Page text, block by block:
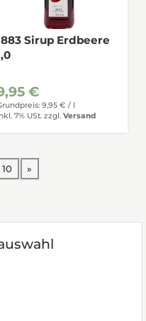
Sirup Erdbeere
€
9,95 € /
7% USt. zzgl. Versand
10 nächste Seite
»